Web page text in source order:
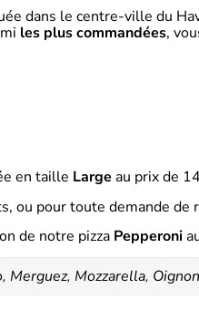
dans le centre-ville du
les plus commandées,
en taille Large au prix de
ou pour toute demande de
de notre pizza Pepperoni
, Merguez, Mozzarella, Oignon